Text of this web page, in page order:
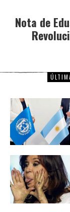
Nota de